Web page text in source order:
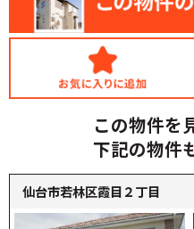
この物件を
下記の物件
仙台市若林区霞目２丁目